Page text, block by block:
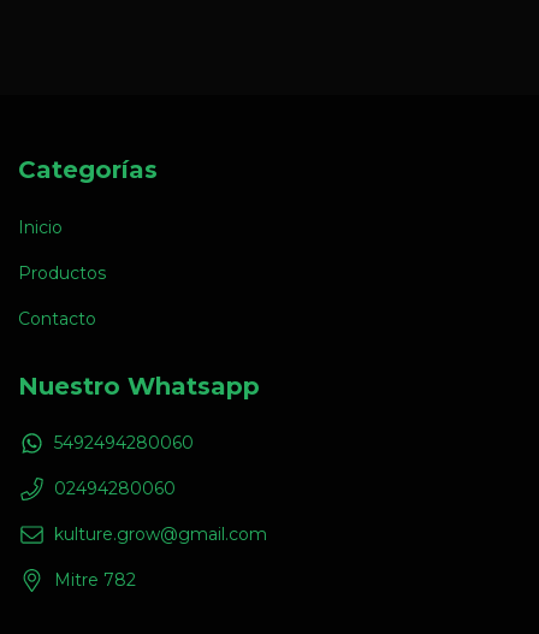
Categorías
Inicio
Productos
Contacto
Nuestro Whatsapp
5492494280060
02494280060
kulture.grow@gmail.com
Mitre 782